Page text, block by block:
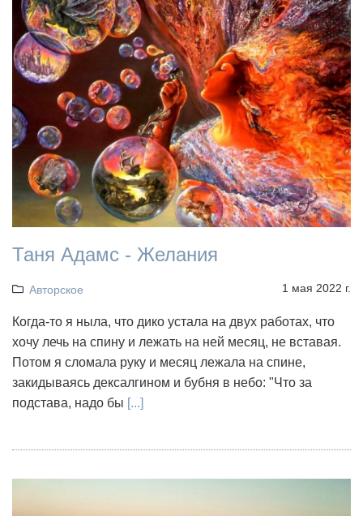
Таня Адамс - Желания
Авторское 1 мая 2022 г.
Когда-то я ныла, что дико устала на двух работах, что
хочу лечь на спину и лежать на ней месяц, не вставая.
Потом я сломала руку и месяц лежала на спине,
закидываясь дексалгином и бубня в небо: "Что за
подстава, надо бы [...]